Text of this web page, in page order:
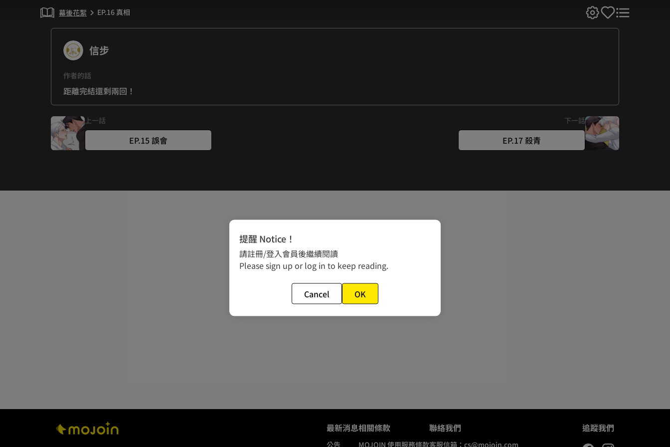
幕後花絮 chevron_right EP.16 真相
信步
作者的話
距離完結還剩兩回！
上一話
EP.15 誤會
下一話
EP.17 殺青
最新消息
公告
相關條款
MOJOIN 使用服務條款
聯絡我們
客服信箱： cs@mojoin.com
追蹤我們
提醒 Notice！
請註冊/登入會員後繼續閱讀
Please sign up or log in to keep reading.
Cancel OK